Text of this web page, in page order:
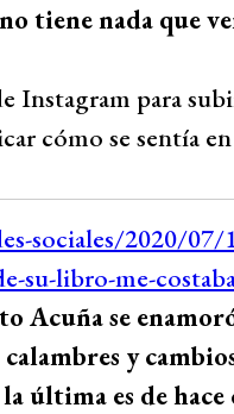
tiene nada que
Instagram para
cómo se sentía
Acuña se
y
última es de